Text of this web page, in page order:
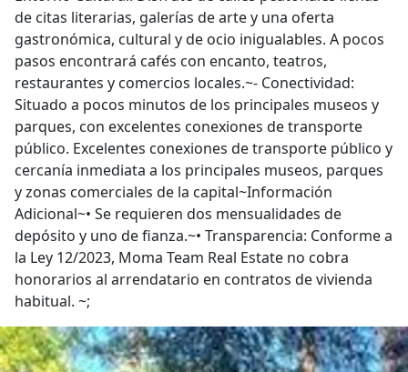
de citas literarias, galerías de arte y una oferta
gastronómica, cultural y de ocio inigualables. A pocos
pasos encontrará cafés con encanto, teatros,
restaurantes y comercios locales.~- Conectividad:
Situado a pocos minutos de los principales museos y
parques, con excelentes conexiones de transporte
público. Excelentes conexiones de transporte público y
cercanía inmediata a los principales museos, parques
y zonas comerciales de la capital~Información
Adicional~• Se requieren dos mensualidades de
depósito y uno de fianza.~• Transparencia: Conforme a
la Ley 12/2023, Moma Team Real Estate no cobra
honorarios al arrendatario en contratos de vivienda
habitual. ~;